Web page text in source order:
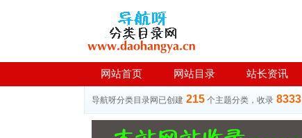
网站首页 网站目录 站长资讯
导航呀分类目录网已创建 215 个主题分类，收录 8333